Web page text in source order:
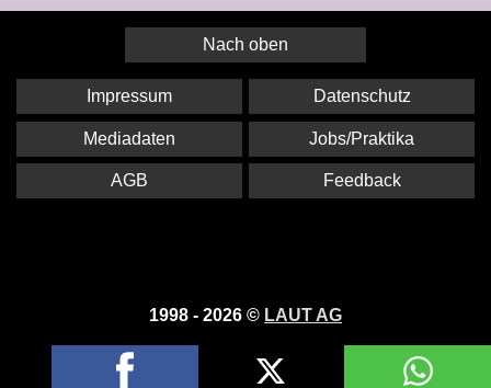
Nach oben
1998 - 2026 © LAUT AG
Impressum Datenschutz
Mediadaten Jobs/Praktika
AGB Feedback